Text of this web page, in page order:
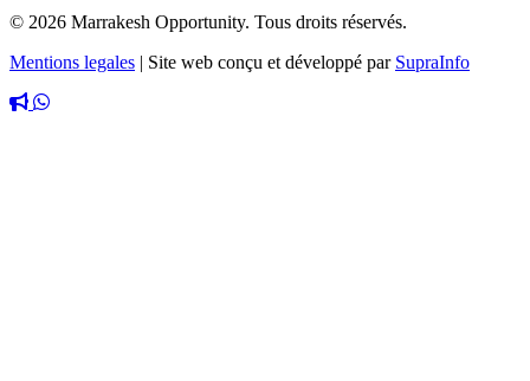
© 2026 Marrakesh Opportunity. Tous droits réservés.
Mentions legales | Site web conçu et développé par SupraInfo